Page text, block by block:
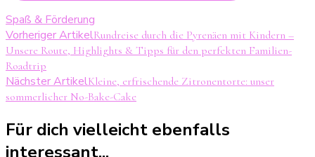
Spaß & Förderung
Beitragsnavigation
Vorheriger ArtikelRundreise durch die Pyrenäen mit Kindern –
Unsere Route, Highlights & Tipps für den perfekten Familien-
Roadtrip
Nächster ArtikelKleine, erfrischende Zitronentorte: unser
sommerlicher No-Bake-Cake
Für dich vielleicht ebenfalls
interessant...